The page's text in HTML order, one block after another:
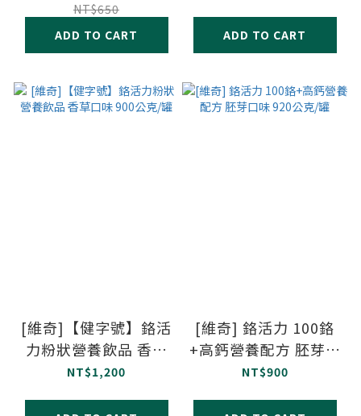
NT$650
ADD TO CART
ADD TO CART
[維奇]【健字號】鉻活
力粉狀營養飲品 香草
口味 900公克/罐
NT$1,200
[維奇] 鉻活力 100鉻
+高鈣營養配方 胚芽口
味 920公克/罐
NT$900